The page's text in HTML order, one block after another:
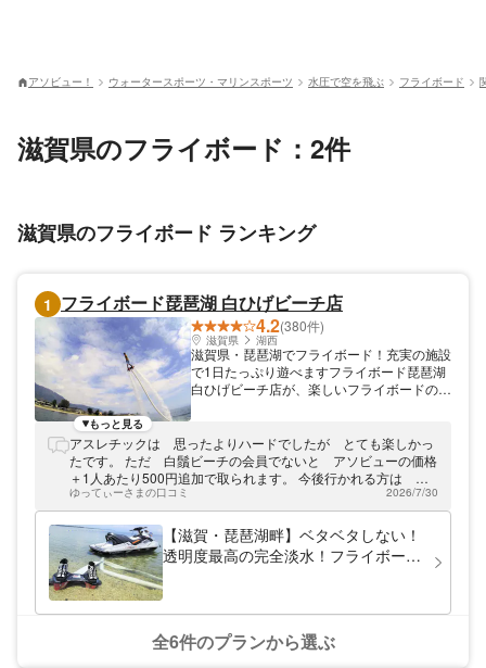
アソビュー！ ウォータースポーツ・マリンスポーツ 水圧で空を飛ぶ フライボード
滋賀県のフライボード：2件
滋賀県のフライボード ランキング
1 フライボード琵琶湖 白ひげビーチ店
4.2(380件)
滋賀県 湖西
滋賀県・琵琶湖でフライボード！充実の施設
で1日たっぷり遊べますフライボード琵琶湖
白ひげビーチ店が、楽しいフライボードのお
の白ひげビーチ。体験後はビーチでのんびり
したり、BBQやキャンプなども可能です。
夏を思いっきり楽しみましょう！
もっと見る
アスレチックは 思ったよりハードでしたが とても楽しかっ
たです。 ただ 白鬚ビーチの会員でないと アソビューの価格
＋1人あたり500円追加で取られます。 今後行かれる方は お
気をつけて…
ゆってぃーさまの口コミ 2026/7/30
【滋賀・琵琶湖畔】ベタベタしない！
透明度最高の完全淡水！フライボード
全6件のプランから選ぶ